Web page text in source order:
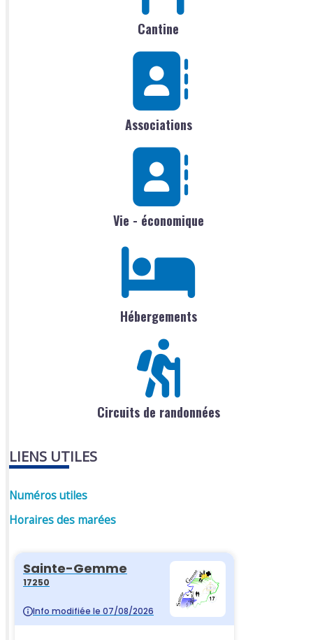
Cantine
Associations
Vie - économique
Hébergements
Circuits de randonnées
LIENS UTILES
Numéros utiles
Horaires des marées